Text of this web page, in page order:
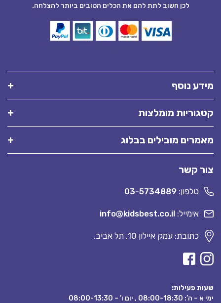
לכן חשוב לתת להם את הכלים הטובים ביותר להצלחה.
מידע נוסף
קטגוריות מומלצות
מאמרים מובילים בבלוג
צור קשר
טלפון: 03-5734889
אימייל: info@kidsbest.co.il
כתובת: עמק איילון 10, תל אביב.
שעות פעילות:
ימי א – ה’: 08:00-18:30 , יום ו’ – 08:00-13:30